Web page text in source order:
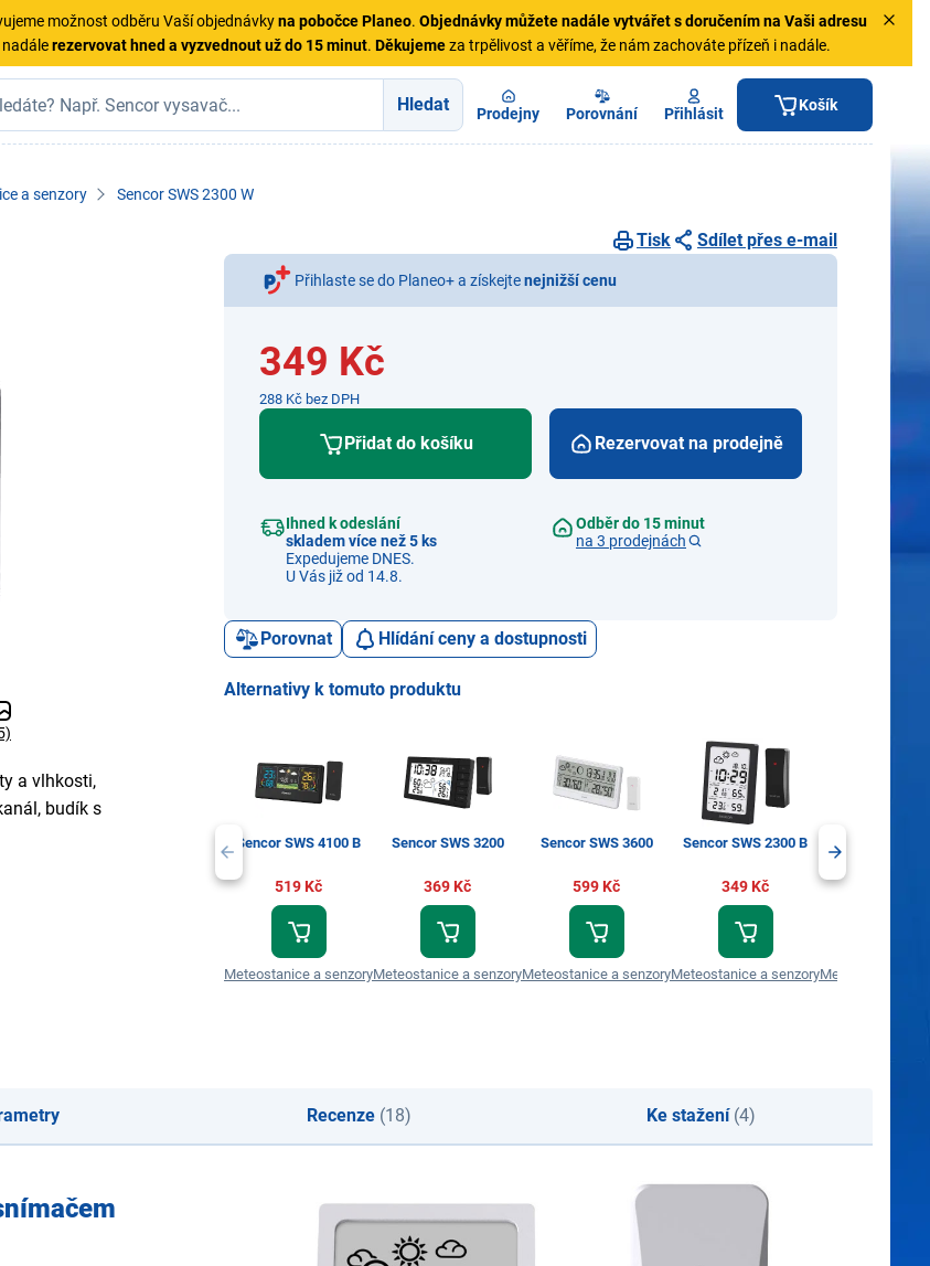
možnost odběru Vaší objednávkyna pobočce Planeo. Objednávkymůžete nadále vytvářet s doručením na Vaši adresu
rezervovat hned a vyzvednout už do 15 minut. Děkujemeza trpělivost a věříme, že nám zachováte přízeň i nadále.
Hledat Prodejny Porovnání Přihlásit Košík
a senzory Sencor SWS 2300 W
a vlhkosti,
budík s
Tisk Sdílet přes e-mail
Přihlaste se do Planeo+ a získejtenejnižší cenu
349 Kč
288 Kč bez DPH
Přidat do košíku
Ihned k odeslání
skladem více než 5 ks
Expedujeme DNES.
U Vás již od 14.8.
Rezervovat na prodejně
Odběr do 15 minut
na 3 prodejnách
Porovnat Hlídání ceny a dostupnosti
Alternativy k tomuto produktu
Sencor SWS 4100 B
519 Kč
Meteostanice a senzory
Sencor SWS 3200
369 Kč
Meteostanice a senzory
Sencor SWS 3600
599 Kč
Meteostanice a senzory
Sencor SWS 2300 B
349 Kč
Meteostanice a senzoryMeteostanice a
Recenze (18) Ke stažení(4)